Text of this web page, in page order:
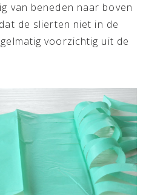
van beneden naar boven
de slierten niet in de
voorzichtig uit de